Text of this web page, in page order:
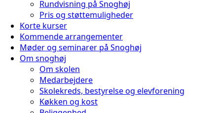
Rundvisning på Snoghøj
Pris og støttemuligheder
Korte kurser
Kommende arrangementer
Møder og seminarer på Snoghøj
Om snoghøj
Om skolen
Medarbejdere
Skolekreds, bestyrelse og elevforening
Køkken og kost